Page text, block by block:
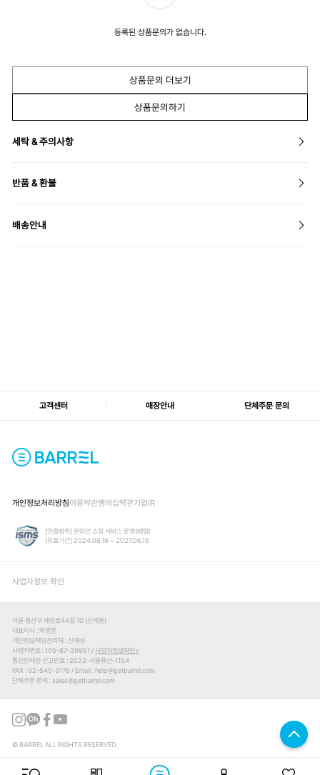
등록된 상품문의가 없습니다.
상품문의 더보기
상품문의하기
세탁 & 주의사항
반품 & 환불
배송안내
고객센터 매장안내 단체주문 문의
개인정보처리방침이용약관멤버십약관기업IR
[인증범위] 온라인 쇼핑 서비스 운영(배럴)
[유효기간] 2024.06.16 ~ 2027.06.15
사업자정보 확인
서울 용산구 새창로44길 10 (신계동)
대표이사
박영준
개인정보책임관리자
신재성
사업자번호
105-87-39951 /사업자정보확인
통신판매업 신고번호
2022-서울용산-1154
FAX 02-540-3176 Email help@getbarrel.com
단체주문 문의
sales@getbarrel.com
© BARREL ALL RIGHTS RESERVED.